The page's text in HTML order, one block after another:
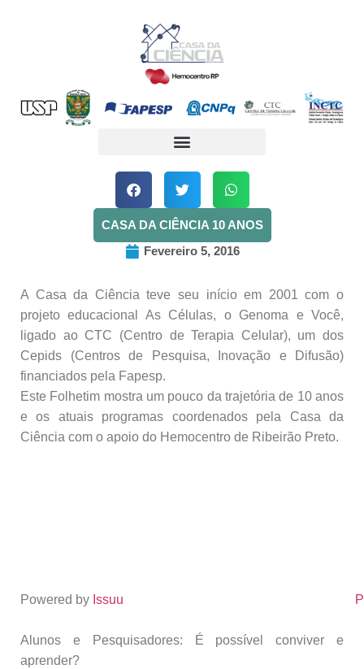
CASA DA CIÊNCIA 10 ANOS
Fevereiro 5, 2016
A Casa da Ciência teve seu início em 2001 com o
projeto educacional As Células, o Genoma e Você,
ligado ao CTC (Centro de Terapia Celular), um dos
Cepids (Centros de Pesquisa, Inovação e Difusão)
financiados pela Fapesp.
Este Folhetim mostra um pouco da trajetória de 10 anos
e os atuais programas coordenados pela Casa da
Ciência com o apoio do Hemocentro de Ribeirão Preto.
Powered by Issuu
Alunos e Pesquisadores: É possível conviver e
aprender?